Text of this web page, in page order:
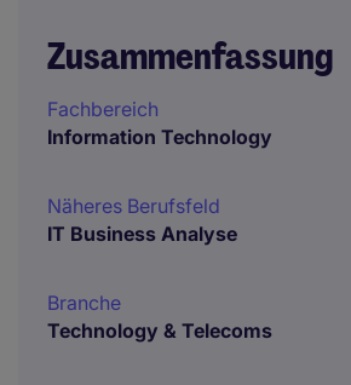
Zusammenfassung
Fachbereich
Information Technology
Näheres Berufsfeld
IT Business Analyse
Branche
Technology & Telecoms